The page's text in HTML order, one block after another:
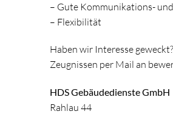
– Gute Kommunikations-
– Flexibilität
Haben wir Interesse
Zeugnissen per Mail an
HDS Gebäudedienste GmbH
Rahlau 44